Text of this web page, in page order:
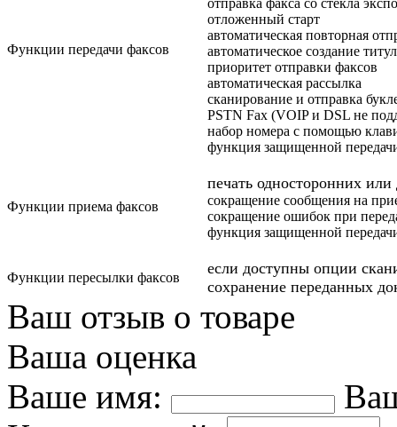
Функции передачи факсов
отложенный старт
автоматическая повторная
автоматическое создание
приоритет отправки факсов
автоматическая рассылка
сканирование и отправка
PSTN Fax (VOIP и DSL не
набор номера с помощью
функция защищенной
Функции приема факсов
печать односторонних
сокращение сообщения на
сокращение ошибок при
функция защищенной
Функции пересылки факсов
если доступны опции
сохранение переданных
Ваш отзыв о товаре
Ваша оценка
Ваше имя: